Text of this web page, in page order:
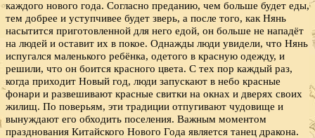
каждого нового года. Согласно преданию, чем больше будет еды,
тем добрее и уступчивее будет зверь, а после того, как Нянь
насытится приготовленной для него едой, он больше не нападёт
на людей и оставит их в покое. Однажды люди увидели, что Нянь
испугался маленького ребёнка, одетого в красную одежду, и
решили, что он боится красного цвета. С тех пор каждый раз,
когда приходит Новый год, люди запускают в небо красные
фонари и развешивают красные свитки на окнах и дверях своих
жилищ. По поверьям, эти традиции отпугивают чудовище и
вынуждают его обходить поселения. Важным моментом
празднования Китайского Нового Года является танец дракона.